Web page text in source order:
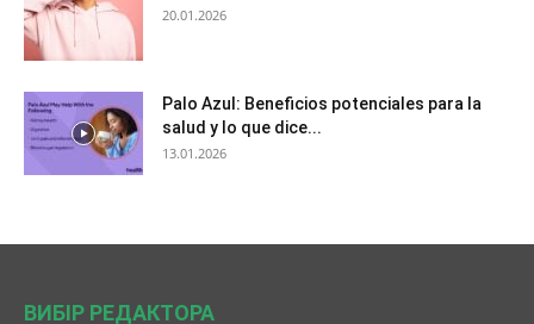
20.01.2026
Palo Azul: Beneficios potenciales para la
salud y lo que dice...
13.01.2026
ВИБІР РЕДАКТОРА